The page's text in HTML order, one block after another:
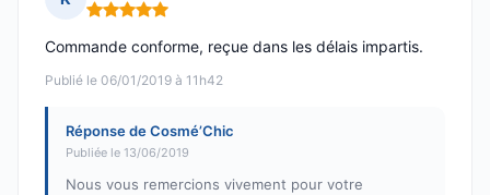
Note : 5 sur 5
Publié le 06/01/2019 à 11h42
Commande conforme, reçue dans les délais impartis.
Réponse de Cosmé’Chic
Publiée le 13/06/2019
Nous vous remercions vivement pour votre